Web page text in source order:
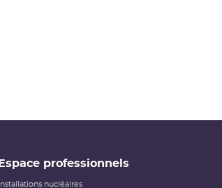
Espace professionnels
Installations nucléaires